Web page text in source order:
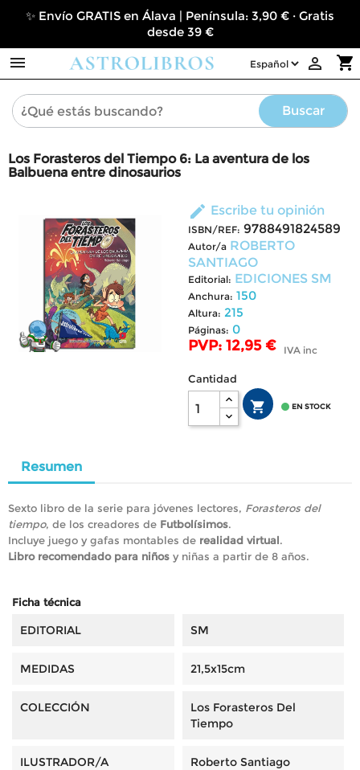
✨ Envío GRATIS en Álava | Península: 3,90 € · Gratis
desde 39 €
 shopping_cart

Buscar
Los Forasteros del Tiempo 6: La aventura de los
Balbuena entre dinosaurios
edit Escribe tu opinión
ISBN/REF: 9788491824589
Autor/a ROBERTO
SANTIAGO
Editorial: EDICIONES SM
Anchura: 150
Altura: 215
Páginas: 0
PVP: 12,95 € IVA inc
Cantidad
  EN STOCK
Resumen
Sexto libro de la serie para jóvenes lectores, Forasteros del
tiempo, de los creadores de Futbolísimos.
Incluye juego y gafas montables de realidad virtual.
Libro recomendado para niños y niñas a partir de 8 años.
Ficha técnica
EDITORIAL SM
MEDIDAS 21,5x15cm
COLECCIÓN
Los Forasteros Del
Tiempo
ILUSTRADOR/A Roberto Santiago